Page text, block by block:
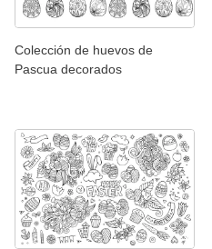
Colección de huevos de
Pascua decorados